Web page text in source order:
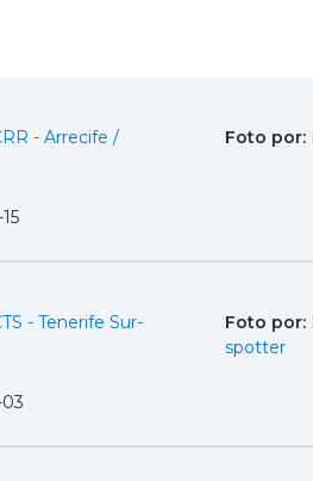
- Arrecife /
Foto por:
- Tenerife Sur-
Foto por:
spotter